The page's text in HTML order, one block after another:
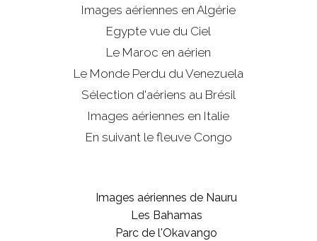
Images aériennes en Algérie
Egypte vue du Ciel
Le Maroc en aérien
Le Monde Perdu du Venezuela
Sélection d'aériens au Brésil
Images aériennes en Italie
En suivant le fleuve Congo
Images aériennes de Nauru
Les Bahamas
Parc de l'Okavango